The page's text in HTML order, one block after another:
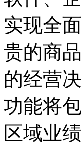
实现全
贵的商
的经营
功能将
区域业